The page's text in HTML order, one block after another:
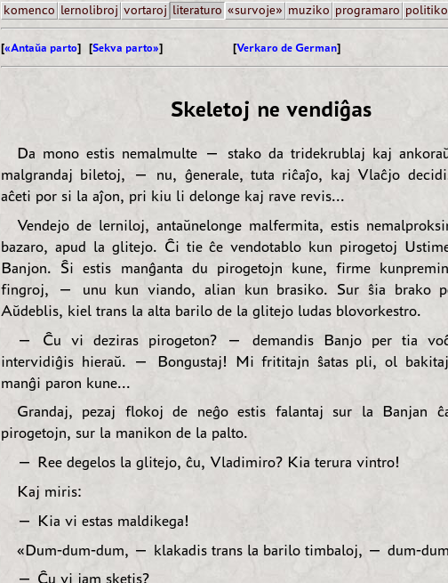
komenco lernolibroj vortaroj literaturo «survoje» muziko programaro politiko
[«Antaŭa parto] [Sekva parto»] [Verkaro de German]
Skeletoj ne vendiĝas
Da mono estis nemalmulte — stako da tridekrublaj kaj
malgrandaj biletoj, — nu, ĝenerale, tuta riĉaĵo, kaj Vlaĉjo
aĉeti por si la aĵon, pri kiu li delonge kaj rave revis...
Vendejo de lerniloj, antaŭnelonge malfermita, estis
bazaro, apud la glitejo. Ĉi tie ĉe vendotablo kun pirogetoj
Banjon. Ŝi estis manĝanta du pirogetojn kune, firme
fingroj, — unu kun viando, alian kun brasiko. Sur ŝia brako
Aŭdeblis, kiel trans la alta barilo de la glitejo ludas blovorkestro.
— Ĉu vi deziras pirogeton? — demandis Banjo per tia
intervidiĝis hieraŭ. — Bongustaj! Mi frititajn ŝatas pli, ol
manĝi paron kune...
Grandaj, pezaj flokoj de neĝo estis falantaj sur la Banjan
pirogetojn, sur la manikon de la palto.
— Ree degelos la glitejo, ĉu, Vladimiro? Kia terura vintro!
Kaj miris:
— Kia vi estas maldikega!
«Dum-dum-dum, — klakadis trans la barilo timbaloj, — dum-
— Ĉu vi jam sketis?